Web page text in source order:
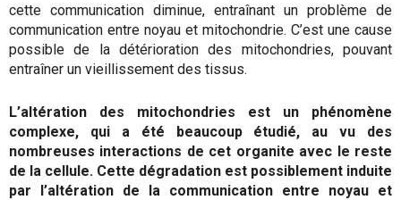
cette communication diminue, entraînant un problème de
communication entre noyau et mitochondrie. C’est une cause
possible de la détérioration des mitochondries, pouvant
entraîner un vieillissement des tissus.
L’altération des mitochondries est un phénomène
complexe, qui a été beaucoup étudié, au vu des
nombreuses interactions de cet organite avec le reste
de la cellule. Cette dégradation est possiblement induite
par l’altération de la communication entre noyau et